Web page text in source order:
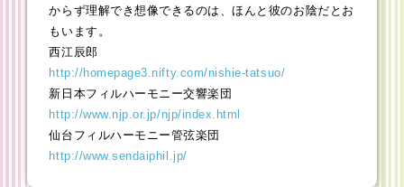
からず理解でき想像できるのは、ほんと彼のお陰だとお
もいます。
西江辰郎
http://homepage3.nifty.com/nishie-tatsuo/
新日本フィルハーモニー交響楽団
http://www.njp.or.jp/njp/index.html
仙台フィルハーモニー管弦楽団
http://www.sendaiphil.jp/